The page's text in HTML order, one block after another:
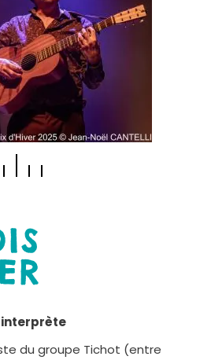
du groupe Tichot (entre